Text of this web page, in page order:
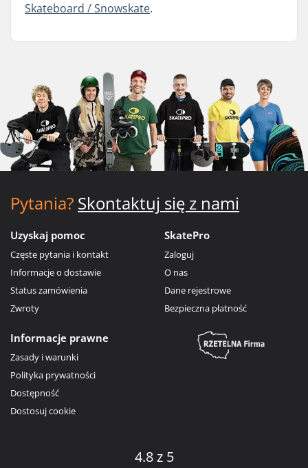
Skateboard / Snowskate.
Pytania? Skontaktuj się z nami
Uzyskaj pomoc
Częste pytania i kontakt
Informacje o dostawie
Status zamówienia
Zwroty
SkatePro
Zaloguj
O nas
Dane rejestrowe
Bezpieczna płatność
Informacje prawne
Zasady i warunki
Polityka prywatności
Dostępność
Dostosuj cookie
4.8 z 5